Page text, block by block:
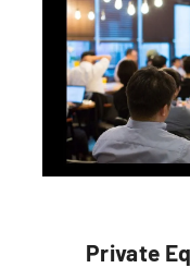
Private